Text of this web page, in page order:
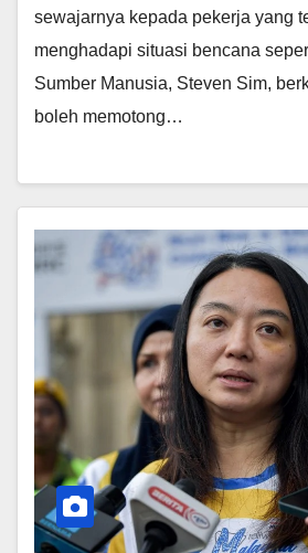
sewajarnya kepada pekerja yang
menghadapi situasi bencana
Sumber Manusia, Steven Sim,
boleh memotong…